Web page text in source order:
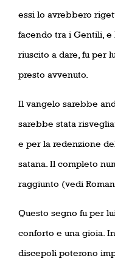
essi lo avrebbero
facendo tra i Gentili,
riuscito a dare, fu per
presto avvenuto.
Il vangelo sarebbe
sarebbe stata
e per la redenzione
satana. Il completo
raggiunto (vedi
Questo segno fu per
conforto e una gioia.
discepoli poterono